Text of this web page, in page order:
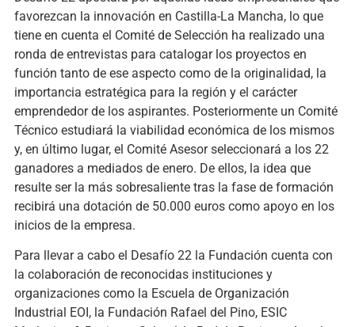
favorezcan la innovación en Castilla-La Mancha, lo que
tiene en cuenta el Comité de Selección ha realizado una
ronda de entrevistas para catalogar los proyectos en
función tanto de ese aspecto como de la originalidad, la
importancia estratégica para la región y el carácter
emprendedor de los aspirantes. Posteriormente un Comité
Técnico estudiará la viabilidad económica de los mismos
y, en último lugar, el Comité Asesor seleccionará a los 22
ganadores a mediados de enero. De ellos, la idea que
resulte ser la más sobresaliente tras la fase de formación
recibirá una dotación de 50.000 euros como apoyo en los
inicios de la empresa.
Para llevar a cabo el Desafío 22 la Fundación cuenta con
la colaboración de reconocidas instituciones y
organizaciones como la Escuela de Organización
Industrial EOI, la Fundación Rafael del Pino, ESIC